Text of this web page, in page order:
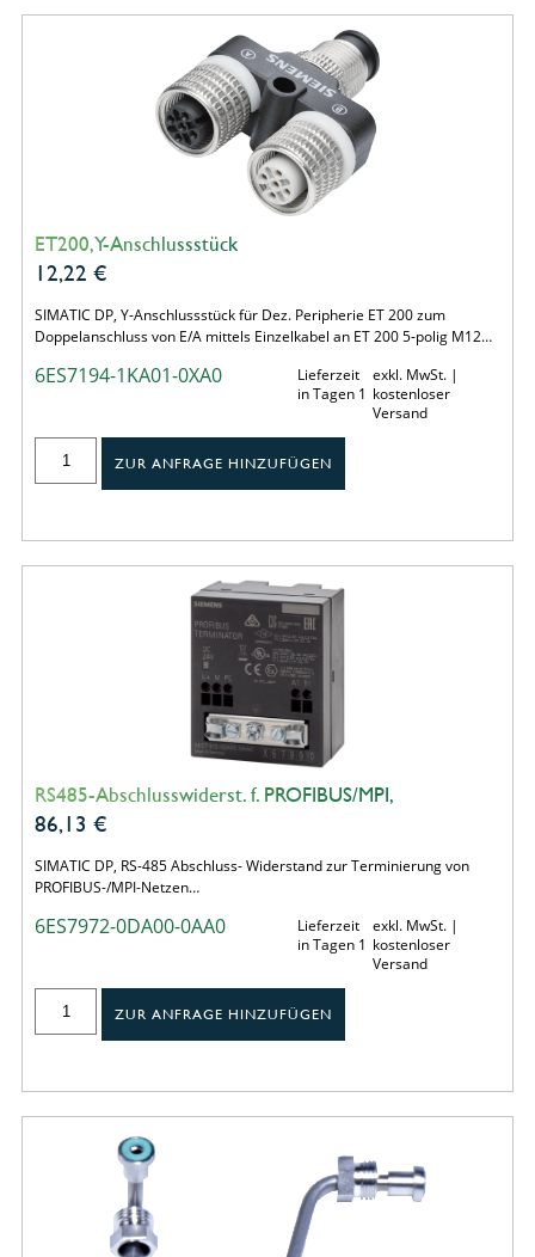
ET200, Y-Anschlussstück
12,22 €
SIMATIC DP, Y-Anschlussstück für Dez. Peripherie ET 200 zum
Doppelanschluss von E/A mittels Einzelkabel an ET 200 5-polig M12…
6ES7194-1KA01-0XA0
Lieferzeit
in Tagen 1
exkl. MwSt. |
kostenloser
Versand
ZUR ANFRAGE HINZUFÜGEN
RS485-Abschlusswiderst. f. PROFIBUS/MPI,
86,13 €
SIMATIC DP, RS-485 Abschluss- Widerstand zur Terminierung von
PROFIBUS-/MPI-Netzen…
6ES7972-0DA00-0AA0
Lieferzeit
in Tagen 1
exkl. MwSt. |
kostenloser
Versand
ZUR ANFRAGE HINZUFÜGEN